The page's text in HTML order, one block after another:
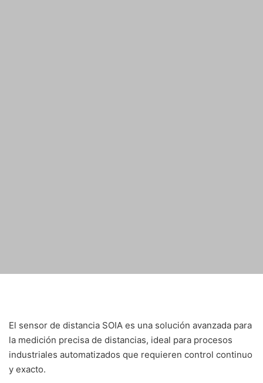
El sensor de distancia SOIA es una solución avanzada para
la medición precisa de distancias, ideal para procesos
industriales automatizados que requieren control continuo
y exacto.